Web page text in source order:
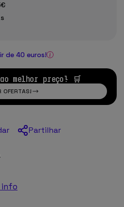
de 40 euros!
melhor preço! 🛒
OFERTAS!
Partilhar
info